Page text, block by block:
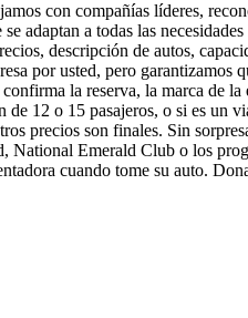
con compañías líderes,
adaptan a todas las
descripción de autos,
por usted, pero
la reserva, la marca de
12 o 15 pasajeros, o si es un
precios son finales. Sin
Emerald Club o los
cuando tome su auto.